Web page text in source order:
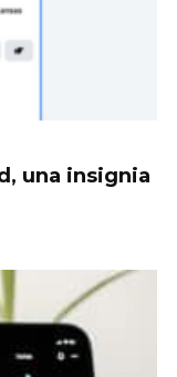
una insignia